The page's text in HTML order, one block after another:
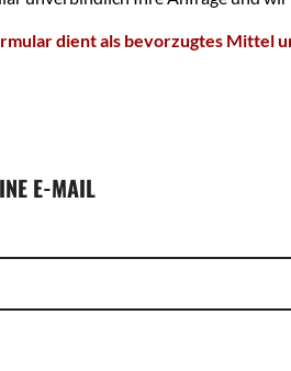
dient als bevorzugtes Mittel
E-MAIL